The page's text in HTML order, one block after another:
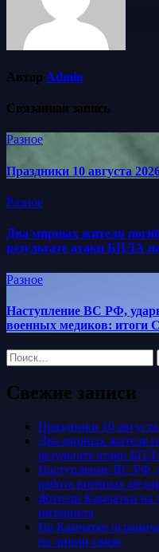
Автор Admin
Связанная запись
Разное
Праздники 10 августа
Разное
Два мирных жителя
результате атаки БПЛА
Разное
Наступление ВС РФ,
военных медиков: итоги
Найти:
Свежие записи
Праздники 10
Два мирных жителя
результате атаки
Наступление ВС РФ,
работа военных
Жители Камчатки на
интернета
На Камчатке
на линии связи